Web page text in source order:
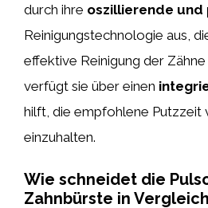
durch ihre oszillierende und
Reinigungstechnologie aus,
effektive Reinigung der
verfügt sie über einen
hilft, die empfohlene Putzzeit
einzuhalten.
Wie schneidet die
Zahnbürste in